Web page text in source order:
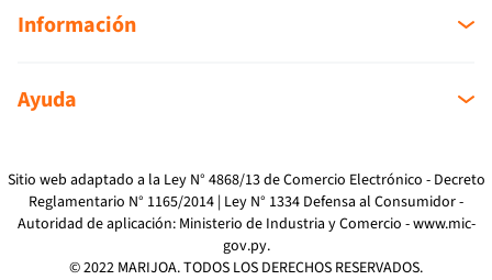
Información
Sucursales
Ayuda
Devoluciones
Reclamos
Preguntas Frecuentes
Términos y Condiciones
Sitio web adaptado a la Ley N° 4868/13 de Comercio Electrónico - Decreto
Reglamentario N° 1165/2014 | Ley N° 1334 Defensa al Consumidor -
Autoridad de aplicación: Ministerio de Industria y Comercio -www.mic-
gov.py.
© 2022 MARIJOA. TODOS LOS DERECHOS RESERVADOS.